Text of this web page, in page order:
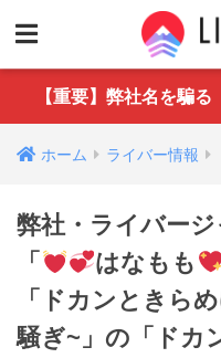
【重要】弊社名を騙
ホーム ライバー情報
弊社・ライバージ
「
はなもも
「ドカンときら
騒ぎ~」の「ドカ